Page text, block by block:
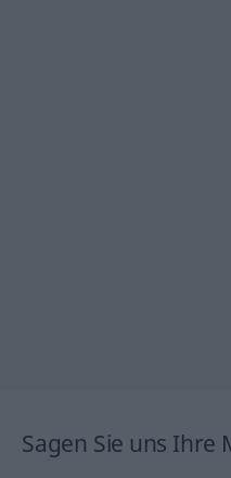
Sagen Sie uns Ihre